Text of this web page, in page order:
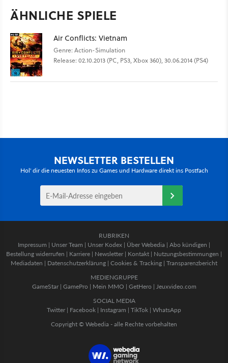
ÄHNLICHE SPIELE
Air Conflicts: Vietnam
Genre: Action-Simulation
Release: 02.10.2013 (PC, PS3, Xbox 360), 30.06.2014 (PS4)
NEWSLETTER BESTELLEN
Hol' dir die neuesten Infos zu Games und Hardware direkt ins Postfach
RUBRIKEN
Impressum | Unser Team | Unser Kodex | Über Webedia | Abo kündigen |
Bestellung widerrufen | Karriere | Newsletter | Kontakt | Nutzungsbestimmungen |
Mediadaten | Datenschutzerklärung | Cookies & Tracking | Transparenzbericht
MEDIENGRUPPE
GameStar| GamePro | Mein MMO | GetHero | Jeuxvideo.com
SOCIAL MEDIA
Twitter | Facebook | Instagram | TikTok | WhatsApp
Copyright © Webedia - alle Rechte vorbehalten